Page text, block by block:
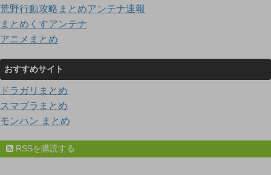
荒野行動攻略まとめアンテナ速報
まとめくすアンテナ
アニメまとめ
おすすめサイト
ドラガリまとめ
スマブラまとめ
モンハン まとめ
RSSを購読する